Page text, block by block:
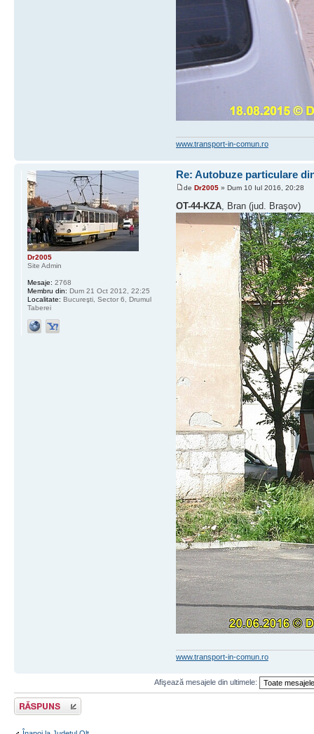
www.transport-in-comun.ro
Re: Autobuze particulare
de Dr2005» Dum 10 Iul 2016, 20:28
OT-44-KZA, Bran (jud. Braşov)
www.transport-in-comun.ro
Dr2005
Site Admin
Mesaje: 2768
Membru din: Dum 21 Oct 2012, 22:25
Localitate: Bucureşti, Sector 6, Drumul
Taberei
Afişează mesajele din ultimele:
Răspunde